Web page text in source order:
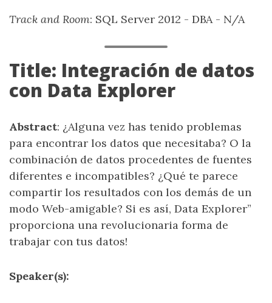
Track and Room: SQL Server 2012 - DBA - N/A
Title: Integración de datos
con Data Explorer
Abstract: ¿Alguna vez has tenido problemas
para encontrar los datos que necesitaba? O la
combinación de datos procedentes de fuentes
diferentes e incompatibles? ¿Qué te parece
compartir los resultados con los demás de un
modo Web-amigable? Si es así, Data Explorer”
proporciona una revolucionaria forma de
trabajar con tus datos!
Speaker(s):